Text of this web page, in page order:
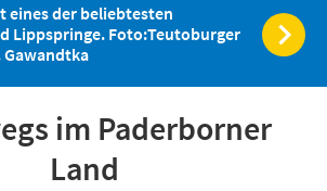
eines der beliebtesten
Lippspringe. Foto:Teutoburger
Gawandtka
im Paderborner
Land